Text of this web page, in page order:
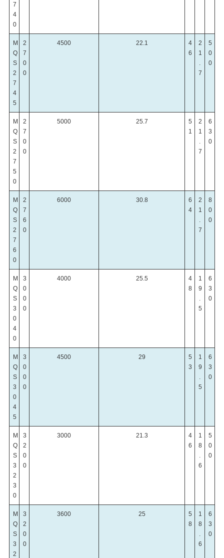
7
4
0
M
Q
S
2
7
4
5
2
7
0
0
4500 22.1
4
6
2
1
7
5
0
0
M
Q
S
2
7
5
0
2
7
0
0
5000 25.7
5
1
2
1
7
6
3
0
M
Q
S
2
7
6
0
2
7
6
0
6000 30.8
6
4
2
1
7
8
0
0
M
Q
S
3
0
4
0
3
0
0
0
4000 25.5
4
8
1
9
5
6
3
0
M
Q
S
3
0
4
5
3
0
0
0
4500 29
5
3
1
9
5
6
3
0
M
Q
S
3
2
3
0
3
2
0
0
3000 21.3
4
6
1
8
6
5
0
0
M
Q
S
3
2
3
2
0
0
3600 25
5
8
1
8
6
6
3
0